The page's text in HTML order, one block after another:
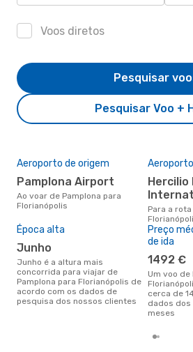
Voos diretos
Pesquisar Voo +
Pesquisar
Aeroporto de origem
Pamplona Airport
Ao voar de Pamplona para
Florianópolis
Hercilio Luz
Para a rota de Pamplona a
Época alta
junho
junho é a altura mais
concorrida para viajar de
Pamplona para Florianópolis de
acordo com os dados de
pesquisa dos nossos clientes
Preço
de ida
1492 €
Um voo de Pamplona para
cerca de
dados
meses